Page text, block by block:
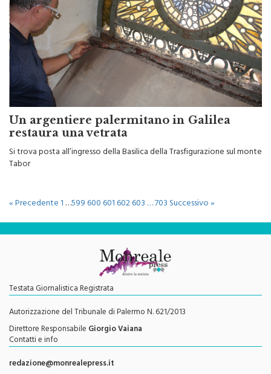
Un argentiere palermitano in Galilea
restaura una vetrata
Si trova posta all’ingresso della Basilica della Trasfigurazione sul monte
Tabor
« Precedente1…599600601602603…703Successivo »
Testata Giornalistica Registrata
Autorizzazione del Tribunale di Palermo N. 621/2013
Direttore Responsabile Giorgio Vaiana
Contatti e info
redazione@monrealepress.it